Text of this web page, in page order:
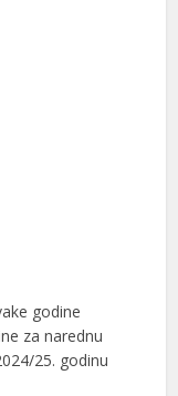
godine
za narednu
25. godinu